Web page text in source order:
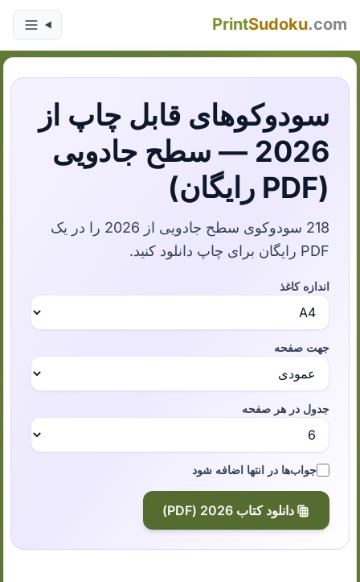
PrintSudoku.com
سودوکوهای قابل چاپ از
2026 — سطح جادویی
(PDF رایگان)
‌218 سودوکوی سطح جادویی از 2026 را در یک
PDF رایگان برای چاپ دانلود کنید.
اندازه کاغذ
جهت صفحه
جدول در هر صفحه
جواب‌ها در انتها اضافه شود
دانلود کتاب 2026 (PDF)